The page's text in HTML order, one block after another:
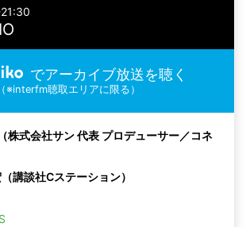
でアーカイブ放送を聴く
（※interfm聴取エリアに限る）
株式会社サン 代表 プロデューサー／コネ
講談社Cステーション）